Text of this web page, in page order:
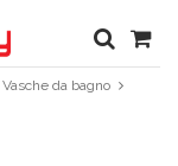
Vasche da bagno